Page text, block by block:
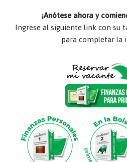
¡Anótese ahora y
Ingrese al siguiente link con su
para completar la